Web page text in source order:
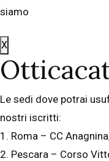
siamo
X
Le sedi dove potrai
nostri iscritti:
1. Roma – CC
2. Pescara – Corso